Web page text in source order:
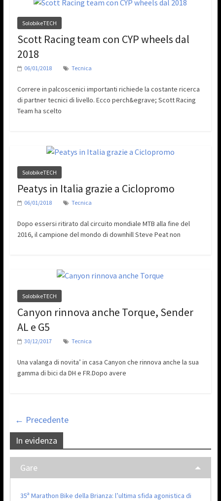
SolobikeTECH
Scott Racing team con CYP wheels dal
2018
06/01/2018 Tecnica
Correre in palcoscenici importanti richiede la costante ricerca
di partner tecnici di livello. Ecco perch&egrave; Scott Racing
Team ha scelto
SolobikeTECH
Peatys in Italia grazie a Ciclopromo
06/01/2018 Tecnica
Dopo essersi ritirato dal circuito mondiale MTB alla fine del
2016, il campione del mondo di downhill Steve Peat non
SolobikeTECH
Canyon rinnova anche Torque, Sender
AL e G5
30/12/2017 Tecnica
Una valanga di novita’ in casa Canyon che rinnova anche la sua
gamma di bici da DH e FR.Dopo avere
← Precedente
In evidenza
Gare
35ª Marathon Bike della Brianza: l’ultima sfida agonistica di